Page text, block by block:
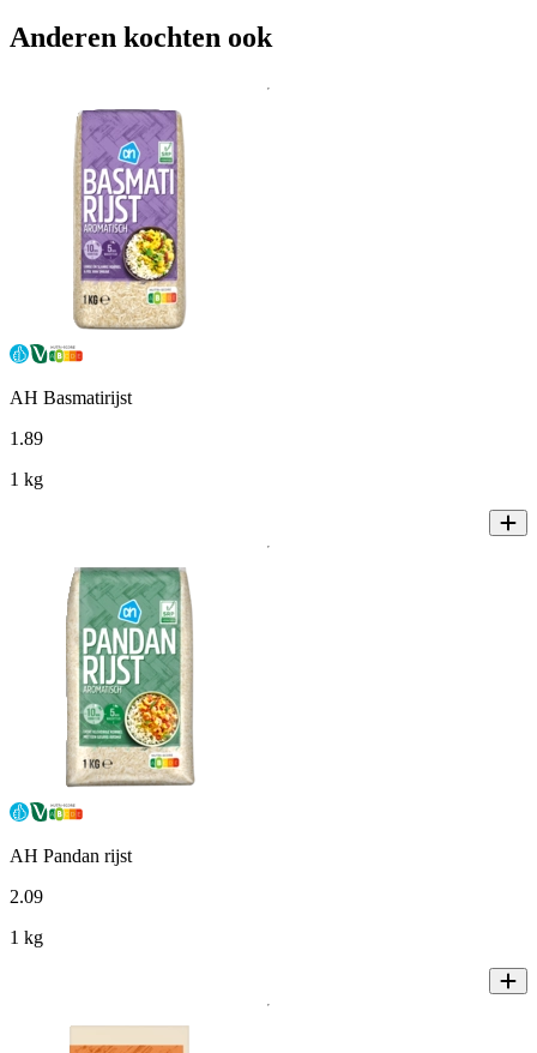
Anderen kochten ook
AH Basmatirijst
1 .89
1 kg
AH Pandan rijst
2.09
1 kg